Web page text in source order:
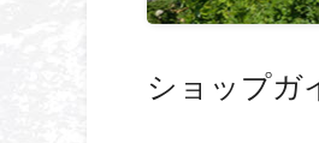
ショップガ